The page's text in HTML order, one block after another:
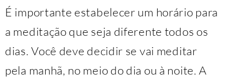
É importante estabelecer um horário para
a meditação que seja diferente todos os
dias. Você deve decidir se vai meditar
pela manhã, no meio do dia ou à noite. A